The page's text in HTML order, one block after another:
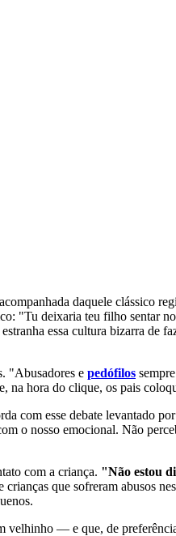
daquele clássico
"Tu deixaria teu filho sentar
essa cultura bizarra de
"Abusadores e pedófilos
na hora do clique, os pais
com esse debate levantado
o nosso emocional. Não
com a criança. "Não estou
que sofreram abusos
velhinho — e que, de